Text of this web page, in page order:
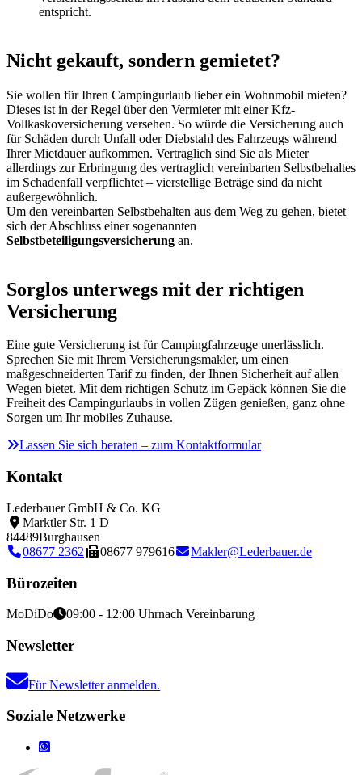
entspricht.
Nicht gekauft, sondern gemietet?
Sie wollen für Ihren Campingurlaub lieber ein Wohnmobil mieten?
Dieses ist in der Regel über den Vermieter mit einer Kfz-
Vollkaskoversicherung versehen. So würde die Versicherung auch
für Schäden durch Unfall oder Diebstahl des Fahrzeugs während
Ihrer Mietdauer aufkommen. Vertraglich sind Sie als Mieter
allerdings zur Erbringung des vertraglich vereinbarten Selbstbehaltes
im Schadenfall verpflichtet – vierstellige Beträge sind da nicht
außergewöhnlich.
Um den vereinbarten Selbstbehalten aus dem Weg zu gehen, bietet
sich der Abschluss einer sogenannten
Selbstbeteiligungsversicherung an.
Sorglos unterwegs mit der richtigen
Versicherung
Eine gute Versicherung ist für Campingfahrzeuge unerlässlich.
Sprechen Sie mit Ihrem Versicherungsmakler, um einen
maßgeschneiderten Tarif zu finden, der Ihnen Sicherheit auf allen
Wegen bietet. Mit dem richtigen Schutz im Gepäck können Sie die
Freiheit des Campingurlaubs in vollen Zügen genießen, ganz ohne
Sorgen um Ihr mobiles Zuhause.
Lassen Sie sich beraten – zum Kontaktformular
Kontakt
Lederbauer GmbH & Co. KG
Marktler Str. 1 D
84489Burghausen
08677 2362
08677 979616 Makler@Lederbauer.de
Bürozeiten
MoDiDo 09:00 - 12:00 Uhrnach Vereinbarung
Newsletter
Für Newsletter anmelden.
Soziale Netzwerke